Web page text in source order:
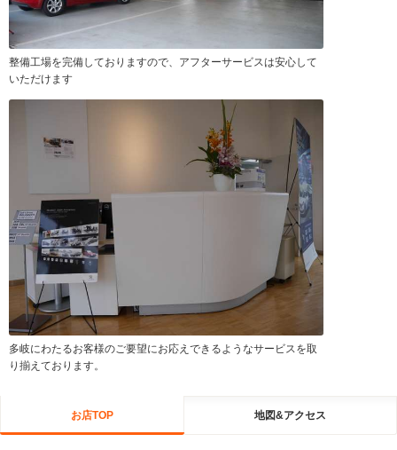
整備工場を完備しておりますので、アフターサービスは安心して
いただけます
多岐にわたるお客様のご要望にお応えできるようなサービスを取
り揃えております。
お店TOP 地図&アクセス